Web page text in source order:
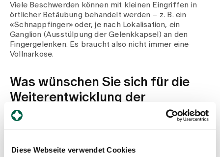
Diese Webseite verwendet Cookies
Viele Beschwerden können mit kleinen Eingriffen in
örtlicher Betäubung behandelt werden – z. B. ein
«Schnappfinger» oder, je nach Lokalisation, ein
Ganglion (Ausstülpung der Gelenkkapsel) an den
Fingergelenken. Es braucht also nicht immer eine
Vollnarkose.
Was wünschen Sie sich für die
Weiterentwicklung der
Handchirurgie am Spital
Zollikerberg in den nächsten